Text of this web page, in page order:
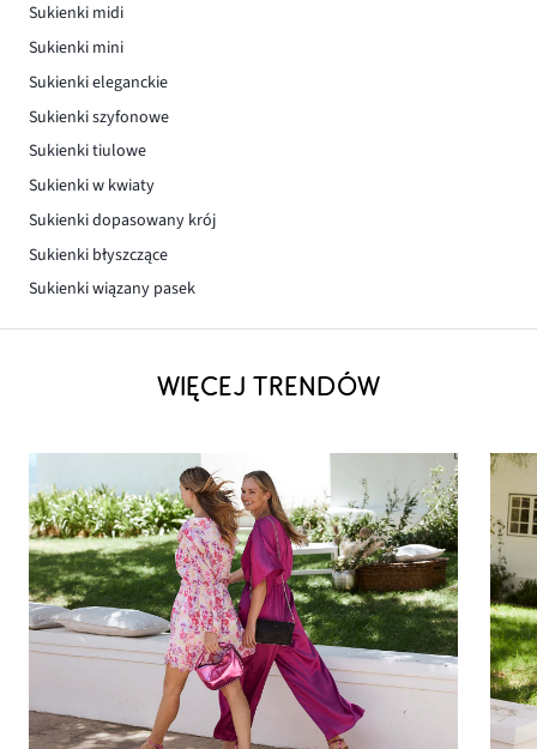
Sukienki midi
Sukienki mini
Sukienki eleganckie
Sukienki szyfonowe
Sukienki tiulowe
Sukienki w kwiaty
Sukienki dopasowany krój
Sukienki błyszczące
Sukienki wiązany pasek
WIĘCEJ TRENDÓW